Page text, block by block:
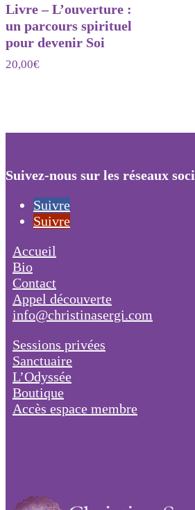
Livre – L’ouverture :
un parcours spirituel
pour devenir Soi
20,00€
Suivez-nous sur les réseaux
Suivre
Suivre
Accueil
Bio
Contact
Appel découverte
info@christinasergi.com
Sessions privées
Sanctuaire
L’Odyssée
Boutique
Accès espace membre